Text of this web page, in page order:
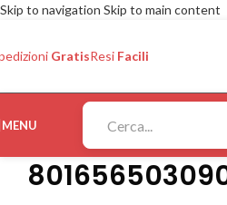
Skip to navigation Skip to main content
GratisResi Facili
MENU